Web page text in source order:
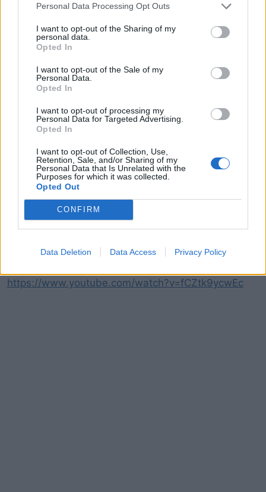
Personal Data Processing Opt Outs
I want to opt-out of the Sharing of my
personal data.
Opted In
I want to opt-out of the Sale of my
Personal Data.
Opted In
I want to opt-out of processing my
Personal Data for Targeted Advertising.
Opted In
I want to opt-out of Collection, Use,
Retention, Sale, and/or Sharing of my
Personal Data that Is Unrelated with the
Purposes for which it was collected.
Opted Out
CONFIRM
Data Deletion Data Access Privacy Policy
Par ailleurs, si votre pain est encore tiède, laissez-le
bien refroidir à température ambiante avant de le
congeler. Suivre ces recommandations devrait vous
prémunir de l’intoxication alimentaire ! Attention
cependant, le pain ne doit pas être stocké plus de
six mois au congélateur.
https://www.youtube.com/watch?v=fCZtk9ycwEc